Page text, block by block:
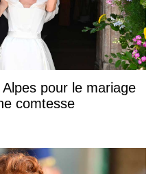
pour le mariage
comtesse